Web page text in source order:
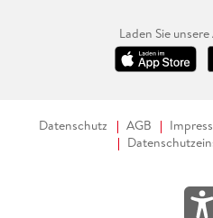
Laden Sie
Datenschutz AGB